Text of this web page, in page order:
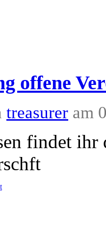
offene
treasurer am
findet ihr